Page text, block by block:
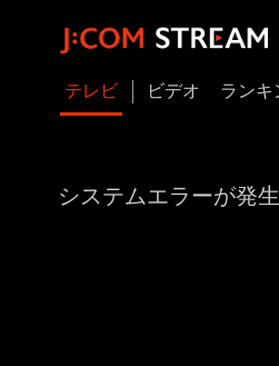
テレビ ビデオ ランキ
システムエラーが発